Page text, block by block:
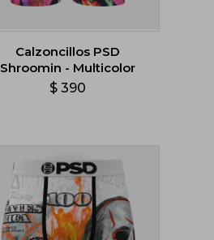
Calzoncillos PSD
Shroomin - Multicolor
$ 390